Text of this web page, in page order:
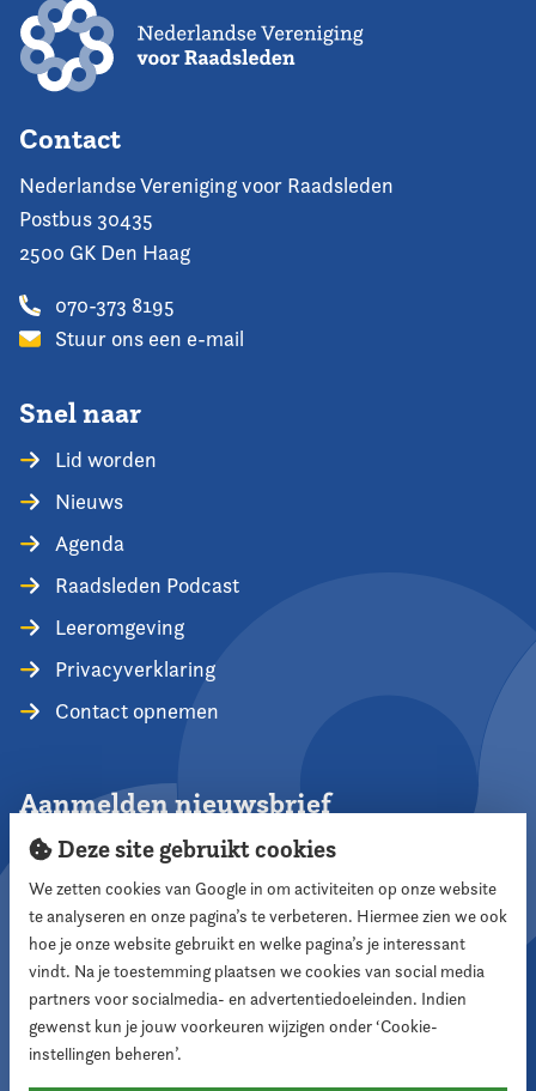
Contact
Nederlandse Vereniging voor Raadsleden
Postbus 30435
2500 GK Den Haag
070-373 8195
Stuur ons een e-mail
Snel naar
Lid worden
Nieuws
Agenda
Raadsleden Podcast
Leeromgeving
Privacyverklaring
Contact opnemen
Aanmelden nieuwsbrief
Aanmelden
Volg ons
Deze site gebruikt cookies
We zetten cookies van Google in om activiteiten op onze website
te analyseren en onze pagina’s te verbeteren. Hiermee zien we ook
hoe je onze website gebruikt en welke pagina’s je interessant
vindt. Na je toestemming plaatsen we cookies van social media
partners voor socialmedia- en advertentiedoeleinden. Indien
gewenst kun je jouw voorkeuren wijzigen onder ‘Cookie-
instellingen beheren’.